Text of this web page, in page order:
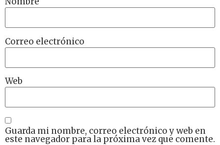
Correo electrónico
Web
Guarda mi nombre, correo electrónico y web en
este navegador para la próxima vez que comente.